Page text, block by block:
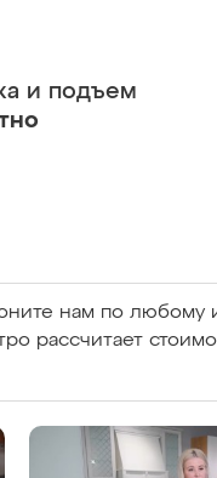
и подъем
нам по любому
рассчитает